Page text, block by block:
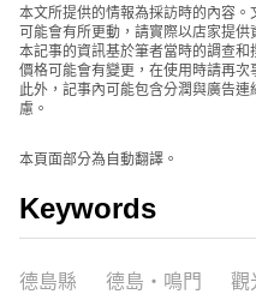
本文所提供的情報為採訪時的內容
可能會有所更動，請實際以店家提供
本記事的資訊基於筆者當時的調查
價格可能會有變更，在使用時請再次
此外，記事內可能包含分潤與廣告
慮。
本頁面部分為自動翻譯。
Keywords
德島縣 德島・鳴門 觀